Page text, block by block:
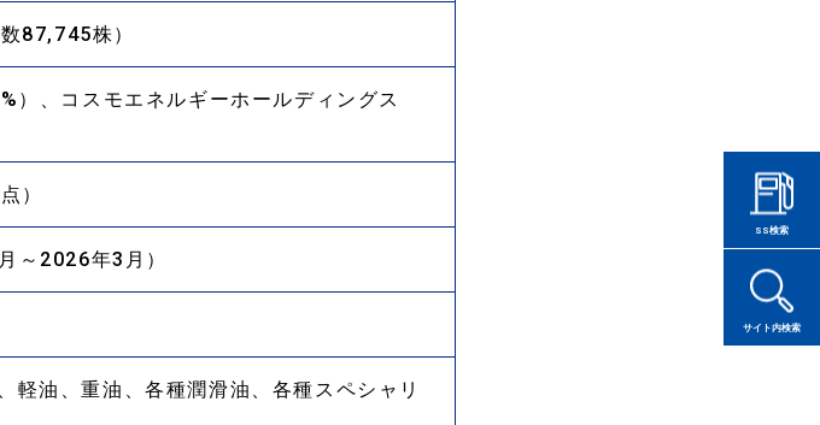
87,745株）
）、コスモエネルギーホールディングス
）
～2026年3月）
軽油、重油、各種潤滑油、各種スペシャリ